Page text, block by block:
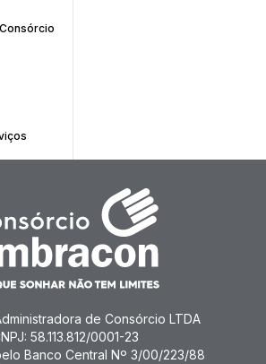
de Consórcio LTDA
58.113.812/0001-23
Banco Central Nº 3/00/223/88